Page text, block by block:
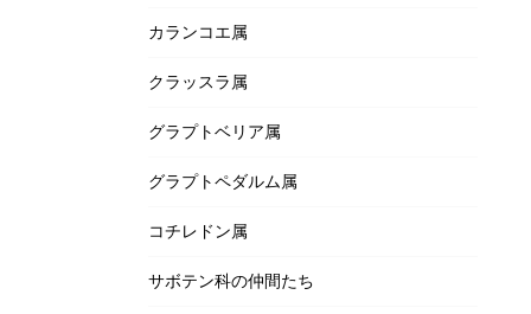
カランコエ属
クラッスラ属
グラプトベリア属
グラプトペダルム属
コチレドン属
サボテン科の仲間たち